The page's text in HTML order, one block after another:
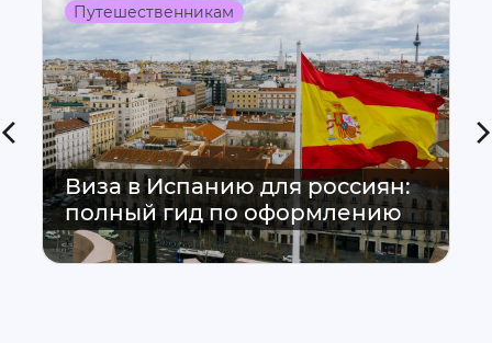
Путешественникам
Виза в Испанию для россиян:
полный гид по оформлению